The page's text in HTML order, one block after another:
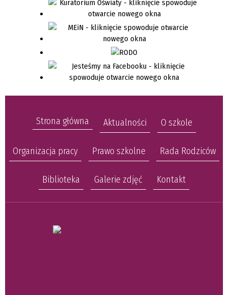
Strona główna Aktualności O szkole
Organizacja pracy Prawo szkolne Rada Rodziców
Biblioteka Galerie zdjęć Kontakt